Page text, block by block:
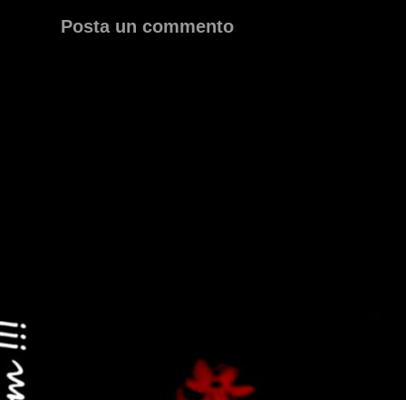
Posta un commento